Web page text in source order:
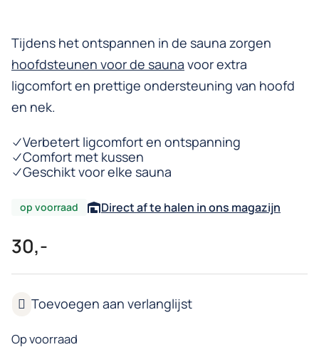
Tijdens het ontspannen in de sauna zorgen
hoofdsteunen voor de sauna voor extra
ligcomfort en prettige ondersteuning van hoofd
en nek.
Verbetert ligcomfort en ontspanning
Comfort met kussen
Geschikt voor elke sauna
op voorraad Direct af te halen in ons magazijn
30,-
Op voorraad